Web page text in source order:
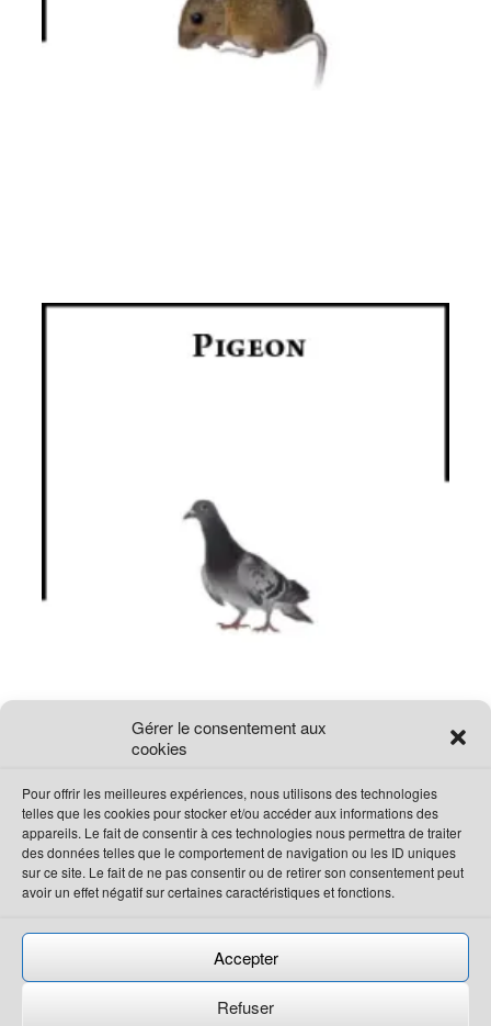
Gérer le consentement aux
cookies
Pour offrir les meilleures expériences, nous utilisons des technologies
telles que les cookies pour stocker et/ou accéder aux informations des
appareils. Le fait de consentir à ces technologies nous permettra de traiter
des données telles que le comportement de navigation ou les ID uniques
sur ce site. Le fait de ne pas consentir ou de retirer son consentement peut
avoir un effet négatif sur certaines caractéristiques et fonctions.
Accepter
Refuser
Tous droits réservés 2023 Bio Pro Extermination
Permis : P 10213 – P 10214